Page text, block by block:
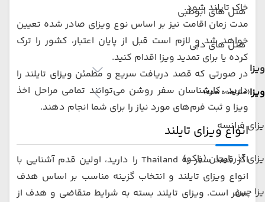
هتل های ابوظبی
هتل های دبی
ویزا
ویزا(مشاهده همه)
فرانسه
آذربایجان (باکو)
چین
خاک تایلند شود.
مدت زمان اقامت نیز بر اساس نوع ویزای صادر شده تعیین
خواهد شد و لازم است قبل از پایان اعتبار، کشور را ترک
کرده یا برای تمدید ویزا اقدام کنید.
در صورتی که قصد دریافت سریع و مطمئن ویزای تایلند را
دارید، کارشناسان سفر روشن می‌توانند تمامی مراحل اخذ
ویزا و ثبت فرم‌های مورد نیاز را برای شما انجام دهند.
انواع ویزای تایلند
اگر قصد سفر به Thailand را دارید، اولین قدم آشنایی با
انواع ویزای تایلند و انتخاب گزینه مناسب بر اساس هدف
سفر است. ویزای تایلند بسته به شرایط متقاضی و هدف از